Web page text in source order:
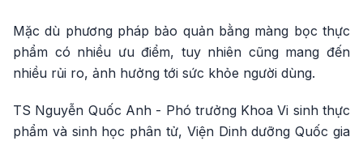
Mặc dù phương pháp bảo quản bằng màng bọc thực
phẩm có nhiều ưu điểm, tuy nhiên cũng mang đến
nhiều rủi ro, ảnh hưởng tới sức khỏe người dùng.
TS Nguyễn Quốc Anh - Phó trưởng Khoa Vi sinh thực
phẩm và sinh học phân tử, Viện Dinh dưỡng Quốc gia